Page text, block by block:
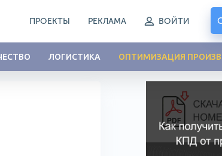
ПРОЕКТЫ РЕКЛАМА ВОЙТИ
ЛОГИСТИКА ОПТИМИЗАЦИЯ